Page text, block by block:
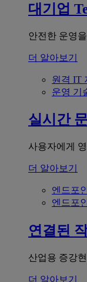
대기업
안전한 운영
더 알아보기
원격 IT
운영 기
실시간
사용자에게
더 알아보기
엔드포
엔드포
연결된
산업용 증강
더 알아보기